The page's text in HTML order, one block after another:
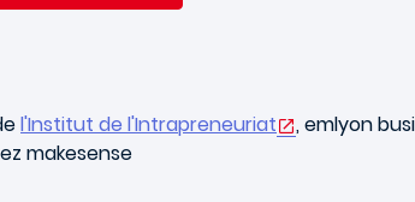
l'Institut de l'Intrapreneuriat
, emlyon
makesense